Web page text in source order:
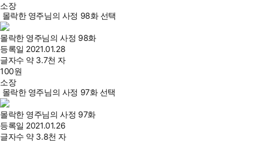
소장
몰락한 영주님의 사정 98화 선택
몰락한 영주님의 사정 98화
등록일 2021.01.28
글자수 약 3.7천 자
100원
소장
몰락한 영주님의 사정 97화 선택
몰락한 영주님의 사정 97화
등록일 2021.01.26
글자수 약 3.8천 자